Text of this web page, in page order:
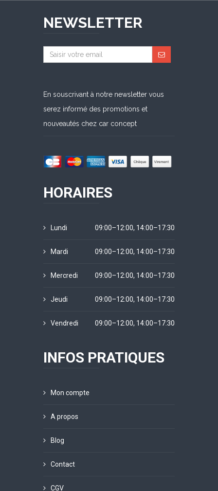
NEWSLETTER
En souscrivant à notre newsletter vous
serez informé des promotions et
nouveautés chez car concept
HORAIRES
Lundi 09:00–12:00, 14:00–17:30
Mardi 09:00–12:00, 14:00–17:30
Mercredi 09:00–12:00, 14:00–17:30
Jeudi 09:00–12:00, 14:00–17:30
Vendredi 09:00–12:00, 14:00–17:30
INFOS PRATIQUES
Mon compte
A propos
Blog
Contact
CGV